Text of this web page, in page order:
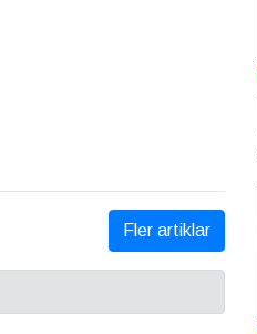
Fler artiklar